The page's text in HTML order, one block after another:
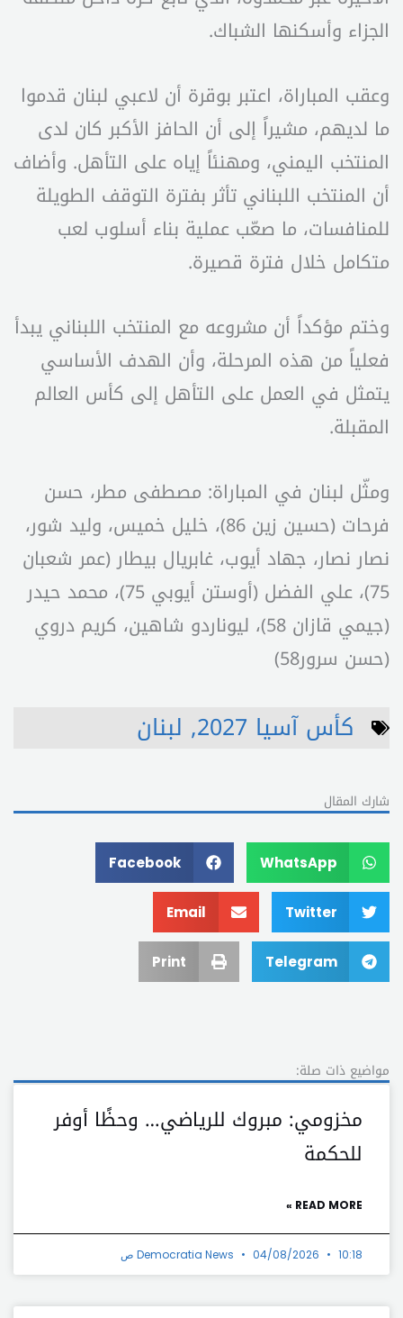
الجزاء وأسكنها الشباك.
وعقب المباراة، اعتبر بوقرة أن لاعبي لبنان قدموا
ما لديهم، مشيراً إلى أن الحافز الأكبر كان لدى
المنتخب اليمني، ومهنئاً إياه على التأهل. وأضاف
أن المنتخب اللبناني تأثر بفترة التوقف الطويلة
للمنافسات، ما صعّب عملية بناء أسلوب لعب
متكامل خلال فترة قصيرة.
وختم مؤكداً أن مشروعه مع المنتخب اللبناني يبدأ
فعلياً من هذه المرحلة، وأن الهدف الأساسي
يتمثل في العمل على التأهل إلى كأس العالم
المقبلة.
ومثّل لبنان في المباراة: مصطفى مطر، حسن
فرحات (حسين زين 86)، خليل خميس، وليد شور،
نصار نصار، جهاد أيوب، غابريال بيطار (عمر شعبان
75)، علي الفضل (أوستن أيوبي 75)، محمد حيدر
(جيمي قازان 58)، ليوناردو شاهين، كريم دروي
(حسن سرور58)
كأس آسيا 2027 , لبنان
شارك المقال
WhatsApp
Facebook
Twitter
Email
Telegram
Print
مواضيع ذات صلة:
مخزومي: مبروك للرياضي… وحظًا أوفر
للحكمة
READ MORE »
Democratia News 04/08/2026 10:18 ص